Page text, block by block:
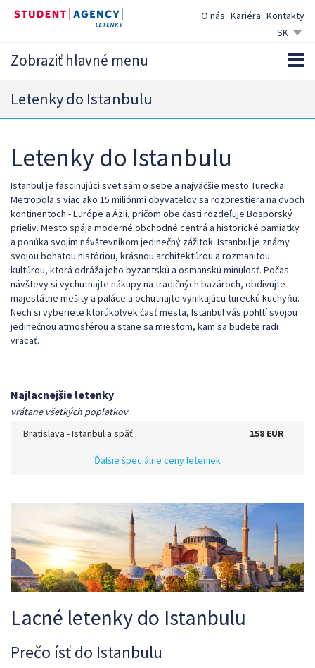
SK
CZ
O nás Kariéra Kontakty
Zobraziť hlavné menu
Letenky do Istanbulu
Letenky do Istanbulu
Istanbul je fascinujúci svet sám o sebe a najväčšie mesto Turecka.
Metropola s viac ako 15 miliónmi obyvateľov sa rozprestiera na dvoch
kontinentoch - Európe a Ázii, pričom obe časti rozdeľuje Bosporský
prieliv. Mesto spája moderné obchodné centrá a historické pamiatky
a ponúka svojim návštevníkom jedinečný zážitok. Istanbul je známy
svojou bohatou históriou, krásnou architektúrou a rozmanitou
kultúrou, ktorá odráža jeho byzantskú a osmanskú minulosť. Počas
návštevy si vychutnajte nákupy na tradičných bazároch, obdivujte
majestátne mešity a paláce a ochutnajte vynikajúcu tureckú kuchyňu.
Nech si vyberiete ktorúkoľvek časť mesta, Istanbul vás pohltí svojou
jedinečnou atmosférou a stane sa miestom, kam sa budete radi
vracať.
Najlacnejšie letenky
vrátane všetkých poplatkov
Bratislava -Istanbul a späť 158 EUR
Ďalšie špeciálne ceny leteniek
Lacné letenky do Istanbulu
Prečo ísť do Istanbulu